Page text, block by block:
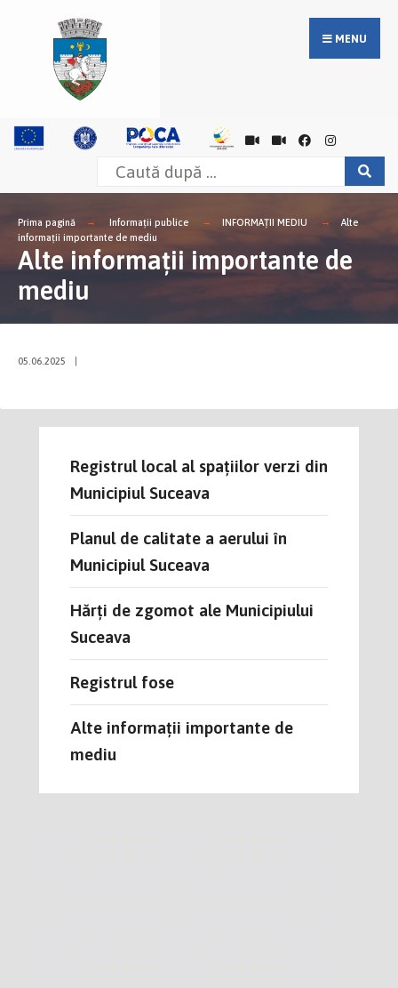
MENU
Prima pagină Informații publice INFORMAȚII MEDIU
Alte
informații importante de mediu
Alte informații importante de
mediu
05.06.2025
Registrul local al spațiilor verzi din
Municipiul Suceava
Planul de calitate a aerului în
Municipiul Suceava
Hărți de zgomot ale Municipiului
Suceava
Registrul fose
Alte informații importante de
mediu